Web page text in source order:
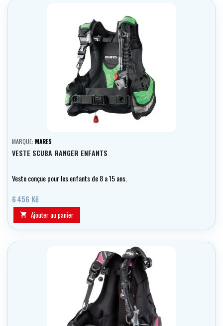
MARQUE: MARES
VESTE SCUBA RANGER ENFANTS
Veste conçue pour les enfants de 8 a 15 ans.
6 456 Kč
 Ajouter au panier